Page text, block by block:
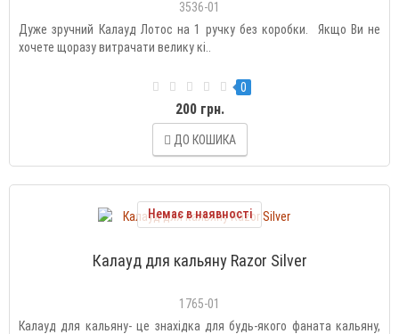
3536-01
Дуже зручний Калауд Лотос на 1 ручку без коробки. Якщо Ви не
хочете щоразу витрачати велику кі..
0
200 грн.
ДО КОШИКА
Немає в наявності
Калауд для кальяну Razor Silver
1765-01
Калауд для кальяну- це знахідка для будь-якого фаната кальяну,